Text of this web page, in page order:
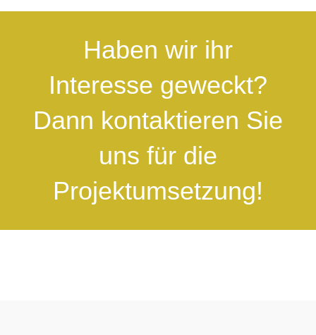
Haben wir ihr
Interesse geweckt?
Dann kontaktieren Sie
uns für die
Projektumsetzung!